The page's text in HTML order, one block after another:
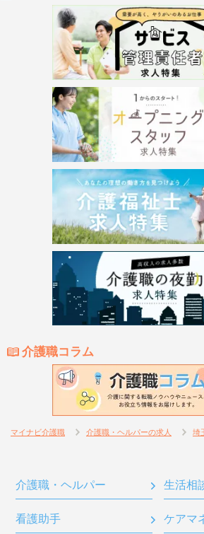
介護職コラム
マイナビ介護職 介護職・ヘルパーの求人 埼
介護職・ヘルパー 生活相
看護助手 ケアマ